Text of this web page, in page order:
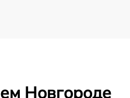
Новгороде